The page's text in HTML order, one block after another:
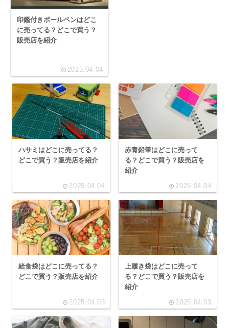
印鑑付きボールペンはどこ
に売ってる？どこで買う？
販売店を紹介
2025.04.04
ハサミはどこに売ってる？
どこで買う？販売店を紹介
2025.04.04
赤青鉛筆はどこに売って
る？どこで買う？販売店を
紹介
2025.04.04
給食袋はどこに売ってる？
どこで買う？販売店を紹介
2025.04.03
上履き袋はどこに売って
る？どこで買う？販売店を
紹介
2025.04.03